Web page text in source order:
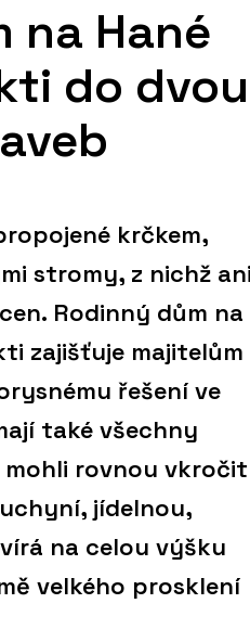
na Hané
do dvou
krčkem,
stromy, z nichž
Rodinný dům na
zajišťuje majitelům
řešení ve
také všechny
rovnou vkročit
jídelnou,
na celou výšku
velkého prosklení